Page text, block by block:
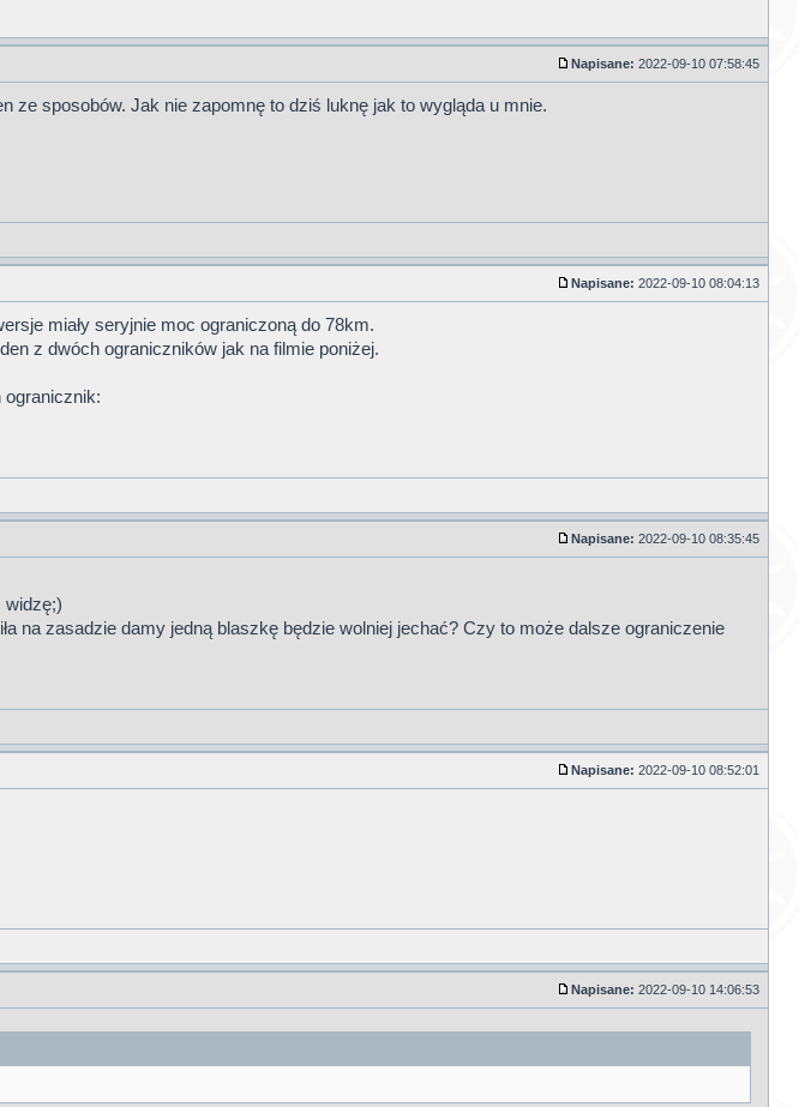
Napisane: 2022-09-10 07:58:45
ze sposobów. Jak nie zapomnę to dziś luknę jak to wygląda u mnie.
Napisane: 2022-09-10 08:04:13
miały seryjnie moc ograniczoną do 78km.
z dwóch ograniczników jak na filmie poniżej.
ogranicznik:
Napisane: 2022-09-10 08:35:45
widzę;)
na zasadzie damy jedną blaszkę będzie wolniej jechać? Czy to może dalsze ograniczenie
Napisane: 2022-09-10 08:52:01
Napisane: 2022-09-10 14:06:53